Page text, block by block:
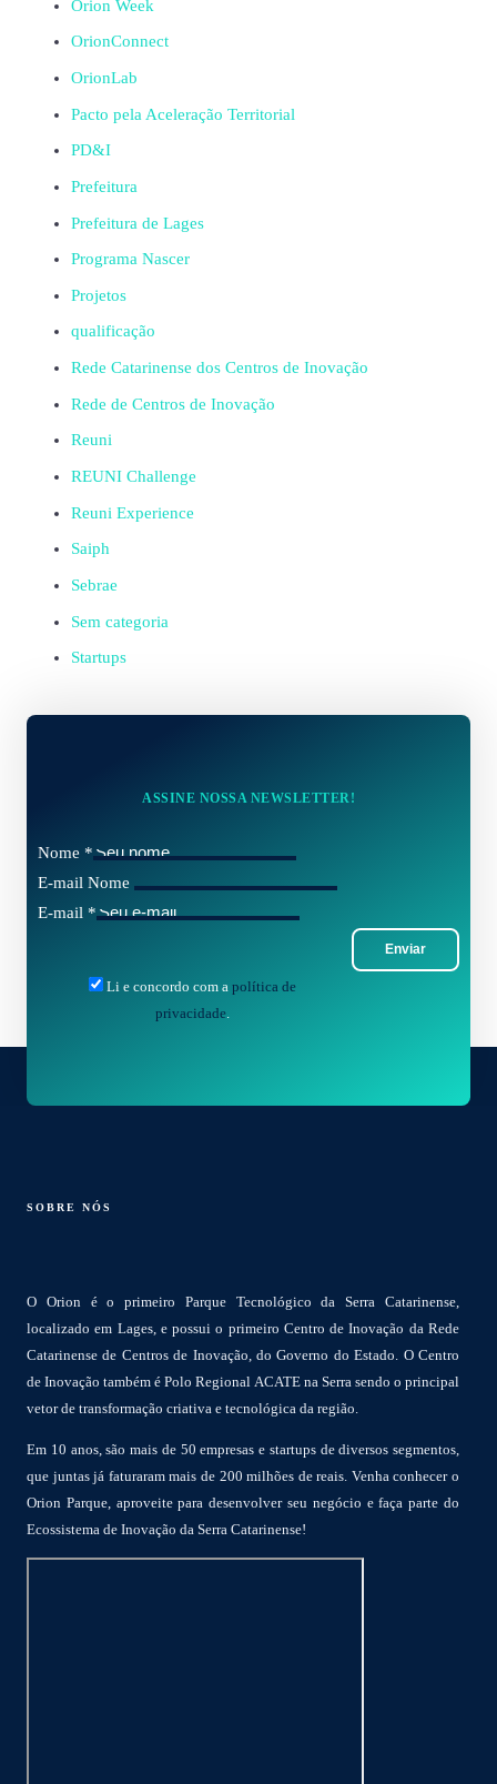
Orion Week
OrionConnect
OrionLab
Pacto pela Aceleração Territorial
PD&I
Prefeitura
Prefeitura de Lages
Programa Nascer
Projetos
qualificação
Rede Catarinense dos Centros de Inovação
Rede de Centros de Inovação
Reuni
REUNI Challenge
Reuni Experience
Saiph
Sebrae
Sem categoria
Startups
ASSINE NOSSA NEWSLETTER!
Nome *
E-mail Nome
E-mail *
Enviar
Li e concordo com a política de
privacidade
SOBRE NÓS
O Orion é o primeiro Parque Tecnológico da Serra Catarinense,
localizado em Lages, e possui o primeiro Centro de Inovação da Rede
Catarinense de Centros de Inovação, do Governo do Estado. O Centro
de Inovação também é Polo Regional ACATE na Serra sendo o principal
vetor de transformação criativa e tecnológica da região.
Em 10 anos, são mais de 50 empresas e startups de diversos segmentos,
que juntas já faturaram mais de 200 milhões de reais. Venha conhecer o
Orion Parque, aproveite para desenvolver seu negócio e faça parte do
Ecossistema de Inovação da Serra Catarinense!